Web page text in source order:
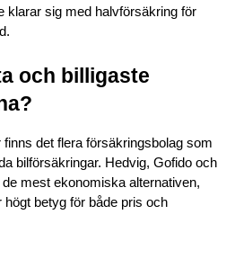
klarar sig med halvförsäkring för
och billigaste
finns det flera försäkringsbolag som
bilförsäkringar. Hedvig, Gofido och
mest ekonomiska alternativen,
betyg för både pris och